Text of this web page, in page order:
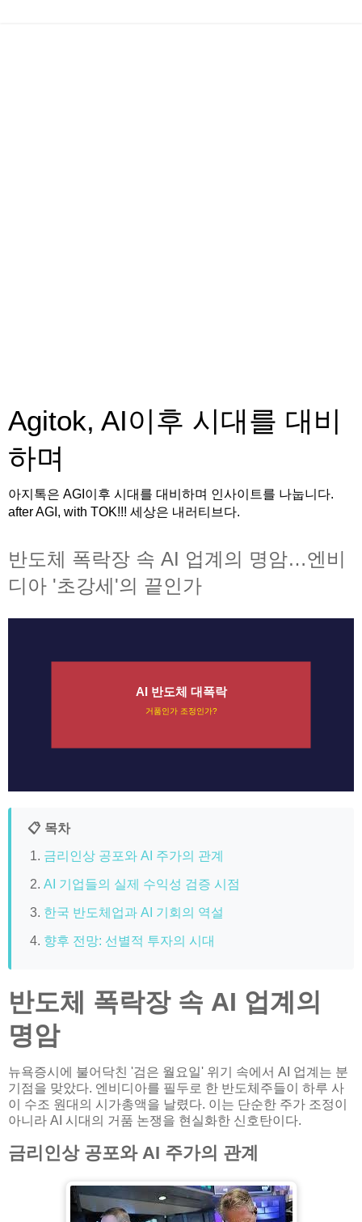
Agitok, AI이후 시대를 대비
하며
아지톡은 AGI이후 시대를 대비하며 인사이트를 나눕니다.
after AGI, with TOK!!! 세상은 내러티브다.
반도체 폭락장 속 AI 업계의 명암…엔비
디아 '초강세'의 끝인가
AI 반도체 대폭락
거품인가 조정인가?
📋 목차
금리인상 공포와 AI 주가의 관계
AI 기업들의 실제 수익성 검증 시점
한국 반도체업과 AI 기회의 역설
향후 전망: 선별적 투자의 시대
반도체 폭락장 속 AI 업계의
명암
뉴욕증시에 불어닥친 '검은 월요일' 위기 속에서 AI 업계는 분
기점을 맞았다. 엔비디아를 필두로 한 반도체주들이 하루 사
이 수조 원대의 시가총액을 날렸다. 이는 단순한 주가 조정이
아니라 AI 시대의 거품 논쟁을 현실화한 신호탄이다.
금리인상 공포와 AI 주가의 관계